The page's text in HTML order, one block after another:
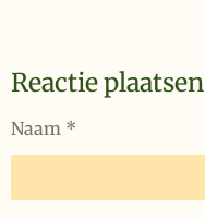
Reactie plaatsen
Naam *